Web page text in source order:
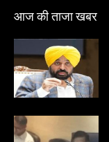
आज की ताजा खबर